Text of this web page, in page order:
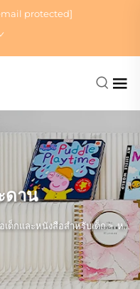
protected]
ดาน
ด็กและหนังสือสำหรับเด็ก>หนังสือกระดาน